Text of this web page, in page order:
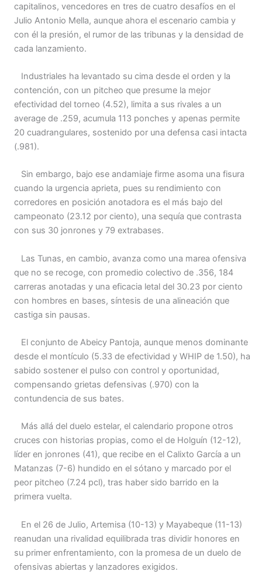
capitalinos, vencedores en tres de cuatro desafíos en el
Julio Antonio Mella, aunque ahora el escenario cambia y
con él la presión, el rumor de las tribunas y la densidad de
cada lanzamiento.
Industriales ha levantado su cima desde el orden y la
contención, con un pitcheo que presume la mejor
efectividad del torneo (4.52), limita a sus rivales a un
average de .259, acumula 113 ponches y apenas permite
20 cuadrangulares, sostenido por una defensa casi intacta
(.981).
Sin embargo, bajo ese andamiaje firme asoma una fisura
cuando la urgencia aprieta, pues su rendimiento con
corredores en posición anotadora es el más bajo del
campeonato (23.12 por ciento), una sequía que contrasta
con sus 30 jonrones y 79 extrabases.
Las Tunas, en cambio, avanza como una marea ofensiva
que no se recoge, con promedio colectivo de .356, 184
carreras anotadas y una eficacia letal del 30.23 por ciento
con hombres en bases, síntesis de una alineación que
castiga sin pausas.
El conjunto de Abeicy Pantoja, aunque menos dominante
desde el montículo (5.33 de efectividad y WHIP de 1.50), ha
sabido sostener el pulso con control y oportunidad,
compensando grietas defensivas (.970) con la
contundencia de sus bates.
Más allá del duelo estelar, el calendario propone otros
cruces con historias propias, como el de Holguín (12-12),
líder en jonrones (41), que recibe en el Calixto García a un
Matanzas (7-6) hundido en el sótano y marcado por el
peor pitcheo (7.24 pcl), tras haber sido barrido en la
primera vuelta.
En el 26 de Julio, Artemisa (10-13) y Mayabeque (11-13)
reanudan una rivalidad equilibrada tras dividir honores en
su primer enfrentamiento, con la promesa de un duelo de
ofensivas abiertas y lanzadores exigidos.